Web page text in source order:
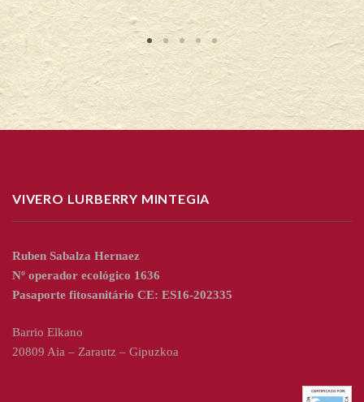
VIVERO LURBERRY MINTEGIA
Ruben Sabalza Hernaez
Nº operador ecológico 1636
Pasaporte fitosanitário CE: ES16-202335
Barrio Elkano
20809 Aia – Zarautz – Gipuzkoa